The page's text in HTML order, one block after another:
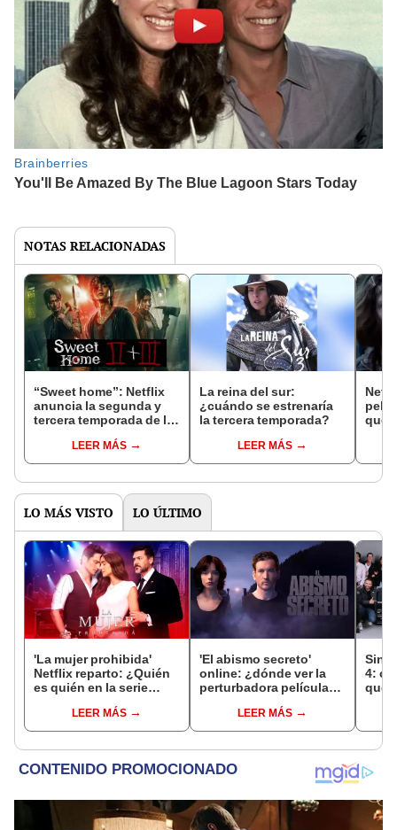
NOTAS RELACIONADAS
“Sweet home”: Netflix
anuncia la segunda y
tercera temporada de la
LEER MÁS
La reina del sur:
¿cuándo se estrenaría
la tercera temporada?
LEER MÁS
que
LO MÁS VISTO LO ÚLTIMO
'La mujer prohibida'
Netflix reparto: ¿Quién
es quién en la serie
protagonizada por
Valerie Domínguez?
LEER MÁS
'El abismo secreto'
online: ¿dónde ver la
perturbadora película
Taylor-Joy?
LEER MÁS
Sin
4:
qué